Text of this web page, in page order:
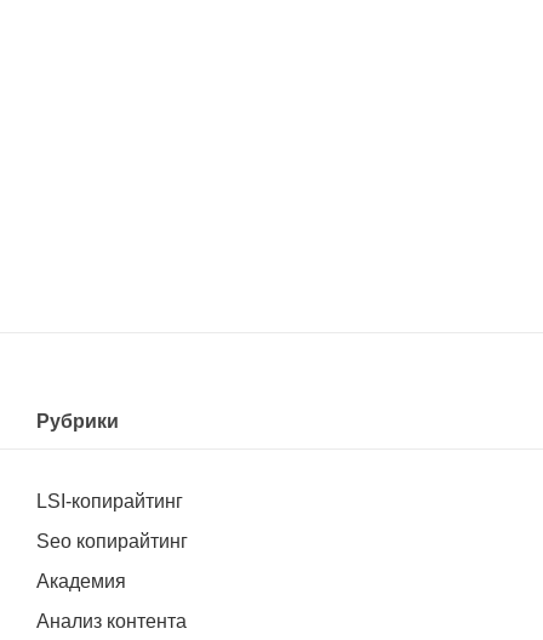
Рубрики
LSI-копирайтинг
Seo копирайтинг
Академия
Анализ контента